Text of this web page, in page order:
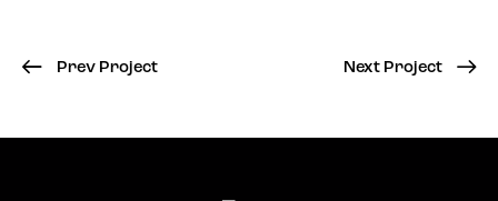
Prev Project Next Project